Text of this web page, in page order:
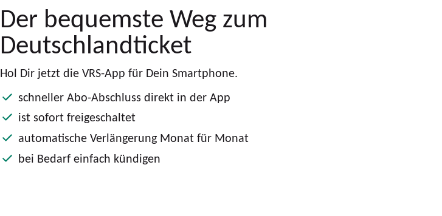
Der bequemste Weg zum
Deutschlandticket
Hol Dir jetzt die VRS-App für Dein Smartphone.
schneller Abo-Abschluss direkt in der App
ist sofort freigeschaltet
automatische Verlängerung Monat für Monat
bei Bedarf einfach kündigen